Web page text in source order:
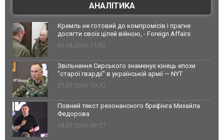
АНАЛІТИКА
Кремль не готовий до компромісів і прагне
досягти своїх цілей війною, - Foreign Affairs
03.08.2026 13:02
Звільнення Сирського знаменує кінець епохи
"старої гвардії" в українській армії — NYT
23.07.2026 10:32
Повний текст резонансного брифінга Михайла
Федорова
18.07.2026 09:27